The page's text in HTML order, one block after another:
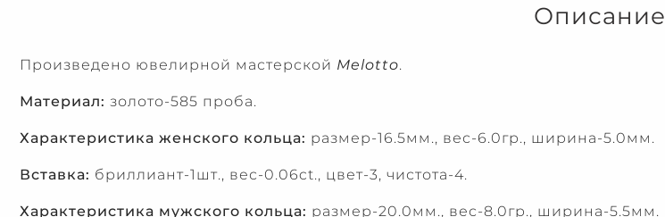
Описание
Произведено ювелирной мастерской Melotto.
Материал: золото-585 проба.
Характеристика женского кольца: размер-16.5мм., вес-6.0гр., ширина-5.0мм.
Вставка: бриллиант-1шт., вес-0.06ct., цвет-3, чистота-4.
Характеристика мужского кольца: размер-20.0мм., вес-8.0гр., ширина-5.5мм.